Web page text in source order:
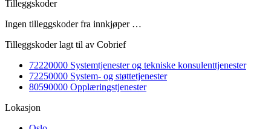
Tilleggskoder
Ingen tilleggskoder fra innkjøper …
Tilleggskoder lagt til av Cobrief
72220000 Systemtjenester og tekniske konsulenttjenester
72250000 System- og støttetjenester
80590000 Opplæringstjenester
Lokasjon